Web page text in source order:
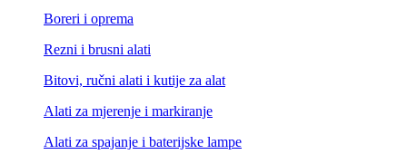
Boreri i oprema
Rezni i brusni alati
Bitovi, ručni alati i kutije za alat
Alati za mjerenje i markiranje
Alati za spajanje i baterijske lampe